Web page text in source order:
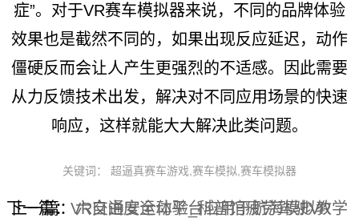
症”。对于VR赛车模拟器来说，不同的品牌体验
效果也是截然不同的，如果出现反应延迟，动作
僵硬反而会让人产生更强烈的不适感。因此需要
从力反馈技术出发，解决对不同应用场景的快速
响应，这样就能大大解决此类问题。
关键词： 超逼真赛车游戏,赛车模拟,赛车模拟器
上一篇：六自由度运动平台应用于航海模拟教学
下一篇：VR交通安全体验_科普馆疲劳驾驶VR